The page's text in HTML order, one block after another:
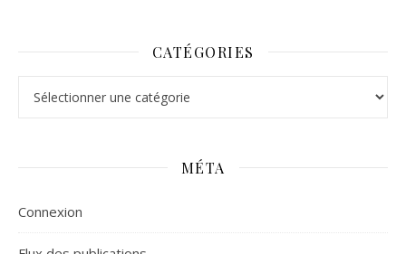
CATÉGORIES
MÉTA
Connexion